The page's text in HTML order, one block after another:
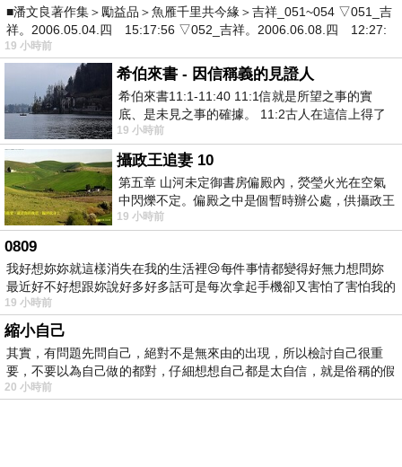
■潘文良著作集＞勵益品＞魚雁千里共今緣＞吉祥_051~054 ▽051_吉
祥。2006.05.04.四 15:17:56 ▽052_吉祥。2006.06.08.四 12:27:
19 小時前
希伯來書 - 因信稱義的見證人
希伯來書11:1-11:40 11:1信就是所望之事的實
底、是未見之事的確據。 11:2古人在這信上得了
美好的證據。 11:3我們因着信、就知道
19 小時前
攝政王追妻 10
第五章 山河未定御書房偏殿內，熒瑩火光在空氣
中閃爍不定。偏殿之中是個暫時辦公處，供攝政王
於皇宮內廷裡處理公務已然很多年。房內
19 小時前
0809
我好想妳妳就這樣消失在我的生活裡😢每件事情都變得好無力想問妳
最近好不好想跟妳說好多好多話可是每次拿起手機卻又害怕了害怕我的
出現
19 小時前
縮小自己
其實，有問題先問自己，絕對不是無來由的出現，所以檢討自己很重
要，不要以為自己做的都對，仔細想想自己都是太自信，就是俗稱的假
20 小時前